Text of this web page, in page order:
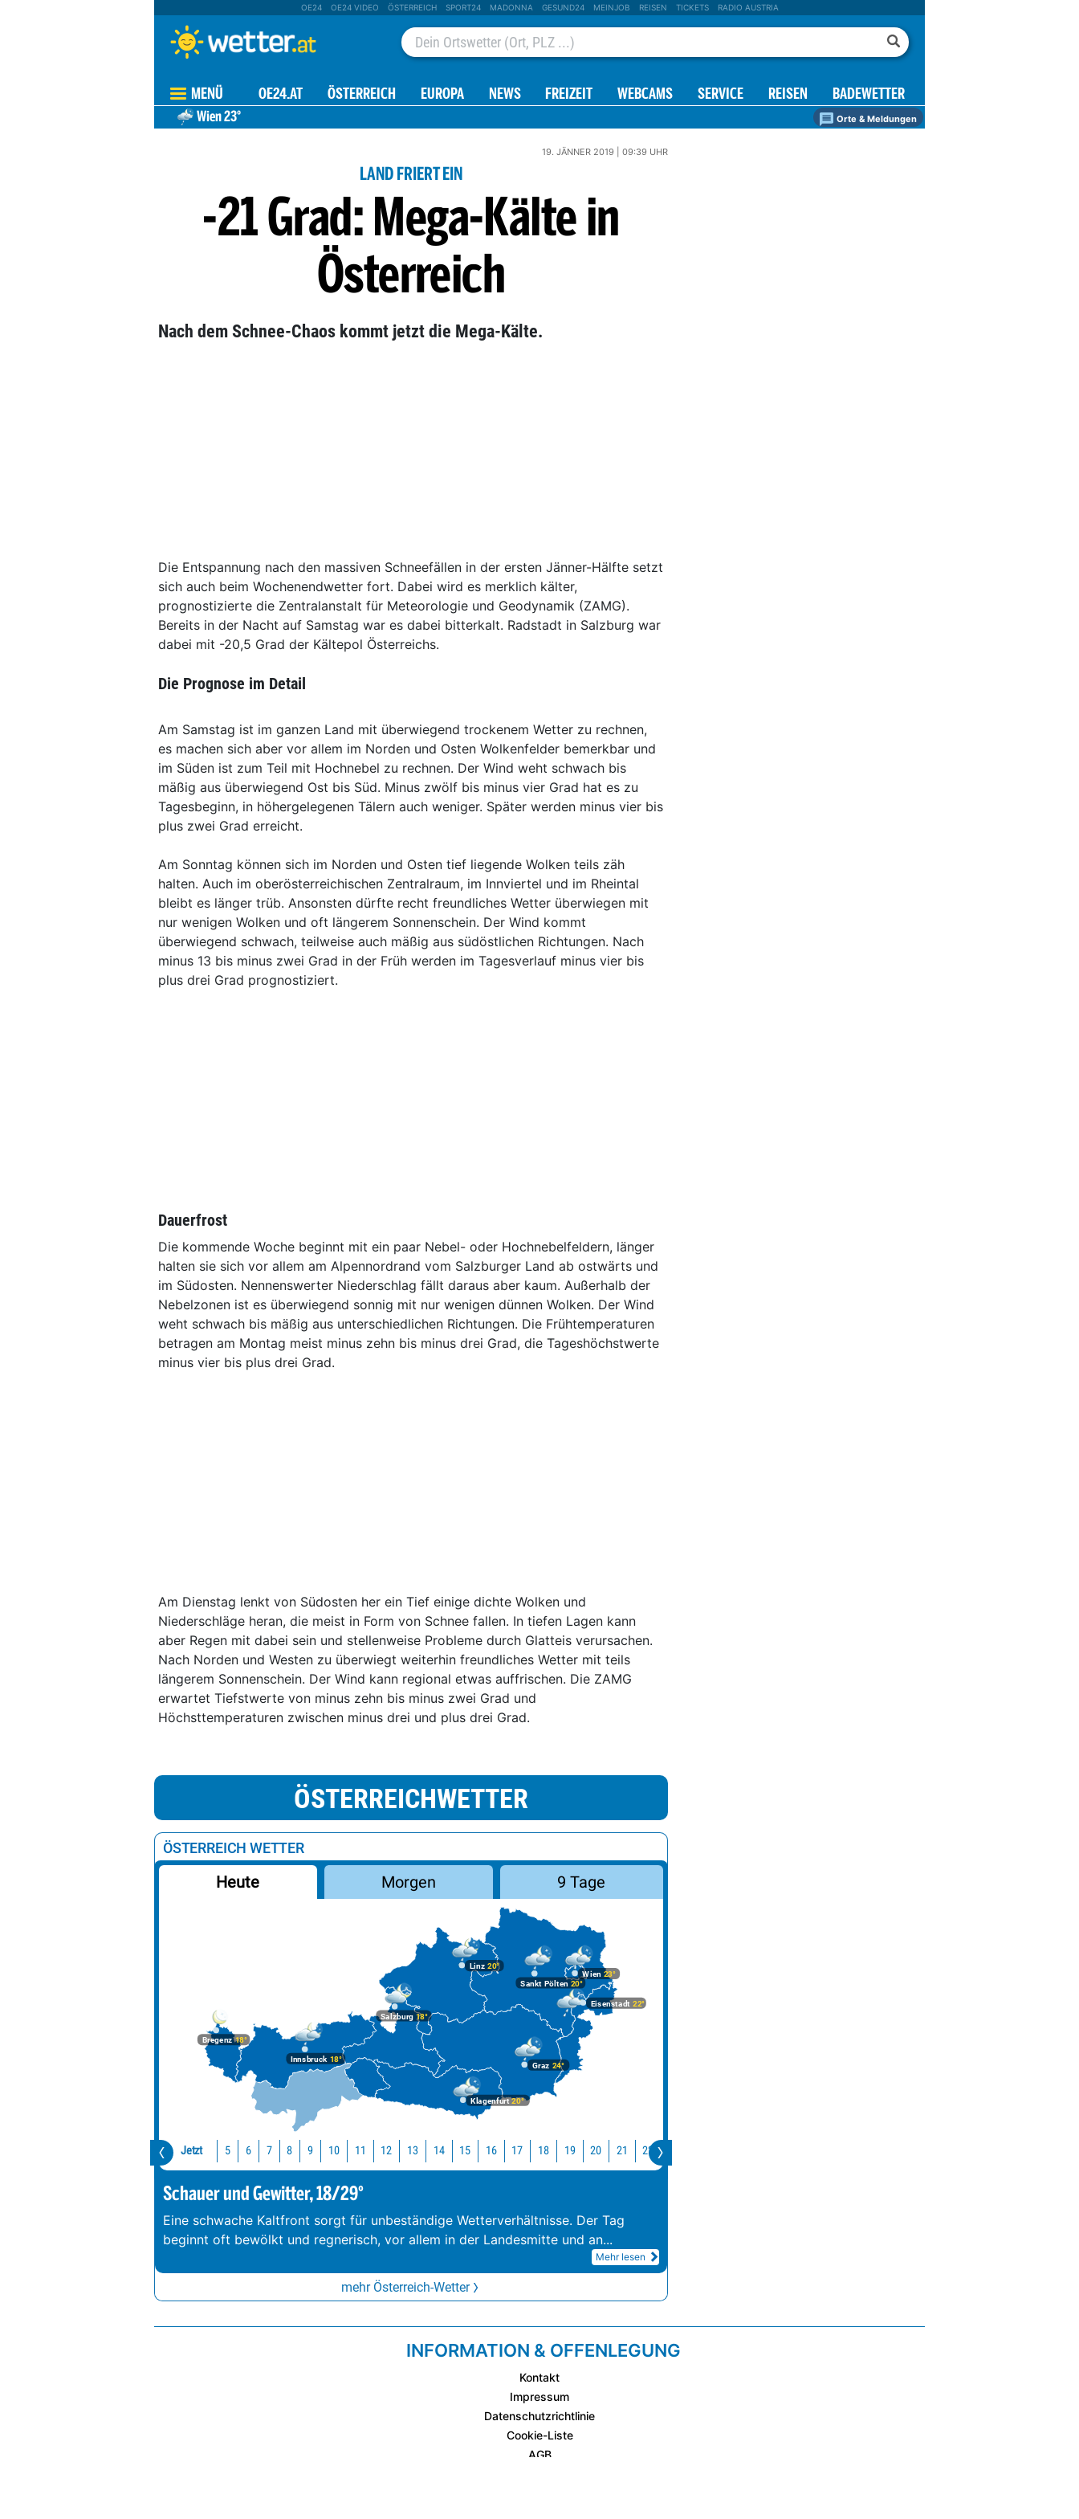
OE24 OE24 VIDEO ÖSTERREICH SPORT24 MADONNA GESUND24 MEINJOB REISEN TICKETS RADIO AUSTRIA
MENÜ OE24.AT ÖSTERREICH EUROPA NEWS FREIZEIT WEBCAMS SERVICE REISEN BADEWETTER
Wien23° Orte & Meldungen
19. JÄNNER 2019 | 09:39 UHR
LAND FRIERT EIN
-21 Grad: Mega-Kälte in
Österreich
Nach dem Schnee-Chaos kommt jetzt die Mega-Kälte.
Die Entspannung nach den massiven Schneefällen in der ersten Jänner-Hälfte setzt
sich auch beim Wochenendwetter fort. Dabei wird es merklich kälter,
prognostizierte die Zentralanstalt für Meteorologie und Geodynamik (ZAMG).
Bereits in der Nacht auf Samstag war es dabei bitterkalt. Radstadt in Salzburg war
dabei mit -20,5 Grad der Kältepol Österreichs.
Die Prognose im Detail
Am Samstag ist im ganzen Land mit überwiegend trockenem Wetter zu rechnen,
es machen sich aber vor allem im Norden und Osten Wolkenfelder bemerkbar und
im Süden ist zum Teil mit Hochnebel zu rechnen. Der Wind weht schwach bis
mäßig aus überwiegend Ost bis Süd. Minus zwölf bis minus vier Grad hat es zu
Tagesbeginn, in höhergelegenen Tälern auch weniger. Später werden minus vier bis
plus zwei Grad erreicht.
Am Sonntag können sich im Norden und Osten tief liegende Wolken teils zäh
halten. Auch im oberösterreichischen Zentralraum, im Innviertel und im Rheintal
bleibt es länger trüb. Ansonsten dürfte recht freundliches Wetter überwiegen mit
nur wenigen Wolken und oft längerem Sonnenschein. Der Wind kommt
überwiegend schwach, teilweise auch mäßig aus südöstlichen Richtungen. Nach
minus 13 bis minus zwei Grad in der Früh werden im Tagesverlauf minus vier bis
plus drei Grad prognostiziert.
Dauerfrost
Die kommende Woche beginnt mit ein paar Nebel- oder Hochnebelfeldern, länger
halten sie sich vor allem am Alpennordrand vom Salzburger Land ab ostwärts und
im Südosten. Nennenswerter Niederschlag fällt daraus aber kaum. Außerhalb der
Nebelzonen ist es überwiegend sonnig mit nur wenigen dünnen Wolken. Der Wind
weht schwach bis mäßig aus unterschiedlichen Richtungen. Die Frühtemperaturen
betragen am Montag meist minus zehn bis minus drei Grad, die Tageshöchstwerte
minus vier bis plus drei Grad.
Am Dienstag lenkt von Südosten her ein Tief einige dichte Wolken und
Niederschläge heran, die meist in Form von Schnee fallen. In tiefen Lagen kann
aber Regen mit dabei sein und stellenweise Probleme durch Glatteis verursachen.
Nach Norden und Westen zu überwiegt weiterhin freundliches Wetter mit teils
längerem Sonnenschein. Der Wind kann regional etwas auffrischen. Die ZAMG
erwartet Tiefstwerte von minus zehn bis minus zwei Grad und
Höchsttemperaturen zwischen minus drei und plus drei Grad.
ÖSTERREICHWETTER
ÖSTERREICH WETTER
Heute Morgen 9 Tage
Bregenz18°
Graz 24°
Innsbruck18°
Klagenfurt20°
Linz 20°
Salzburg18°
Wien 23°
Eisenstadt 22°
Sankt Pölten 20°
Jetzt 5 6 7 8 9 10 11 12 13 14 15 16 17 18 19 20 21 22
Schauer und Gewitter, 18/29°
Eine schwache Kaltfront sorgt für unbeständige Wetterverhältnisse. Der Tag
beginnt oft bewölkt und regnerisch, vor allem in der Landesmitte und an...
Mehr lesen
mehr Österreich-Wetter
INFORMATION & OFFENLEGUNG
Kontakt
Impressum
Datenschutzrichtlinie
Cookie-Liste
AGB